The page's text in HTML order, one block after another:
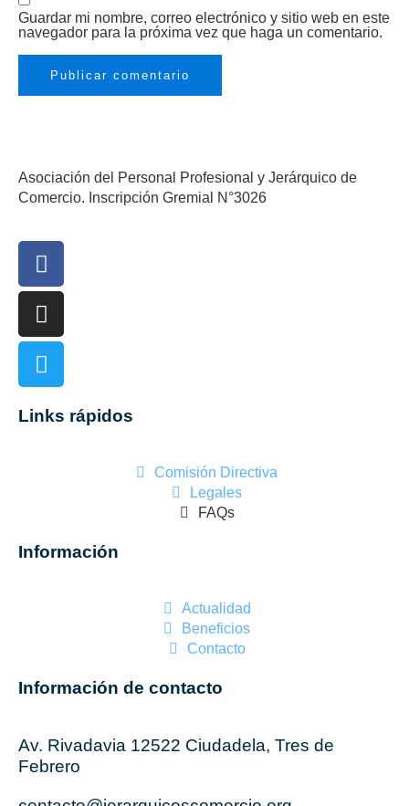
Guardar mi nombre, correo electrónico y sitio web en este
navegador para la próxima vez que haga un comentario.
Asociación del Personal Profesional y Jerárquico de
Comercio. Inscripción Gremial N°3026
Links rápidos
Comisión Directiva
Legales
FAQs
Información
Actualidad
Beneficios
Contacto
Información de contacto
Av. Rivadavia 12522 Ciudadela, Tres de
Febrero